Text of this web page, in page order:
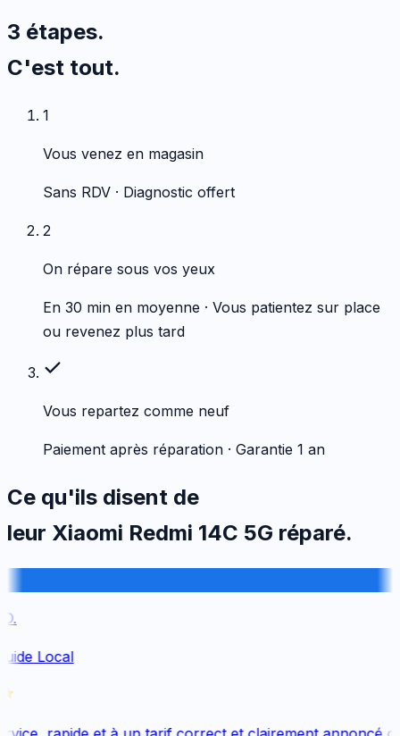
3 étapes.
C'est tout.
1
Vous venez en magasin
Sans RDV · Diagnostic offert
2
On répare sous vos yeux
En 30 min en moyenne · Vous patientez sur place
ou revenez plus tard
Vous repartez comme neuf
Paiement après réparation · Garantie 1 an
Ce qu'ils disent de
leur Xiaomi Redmi 14C 5G réparé.
Local